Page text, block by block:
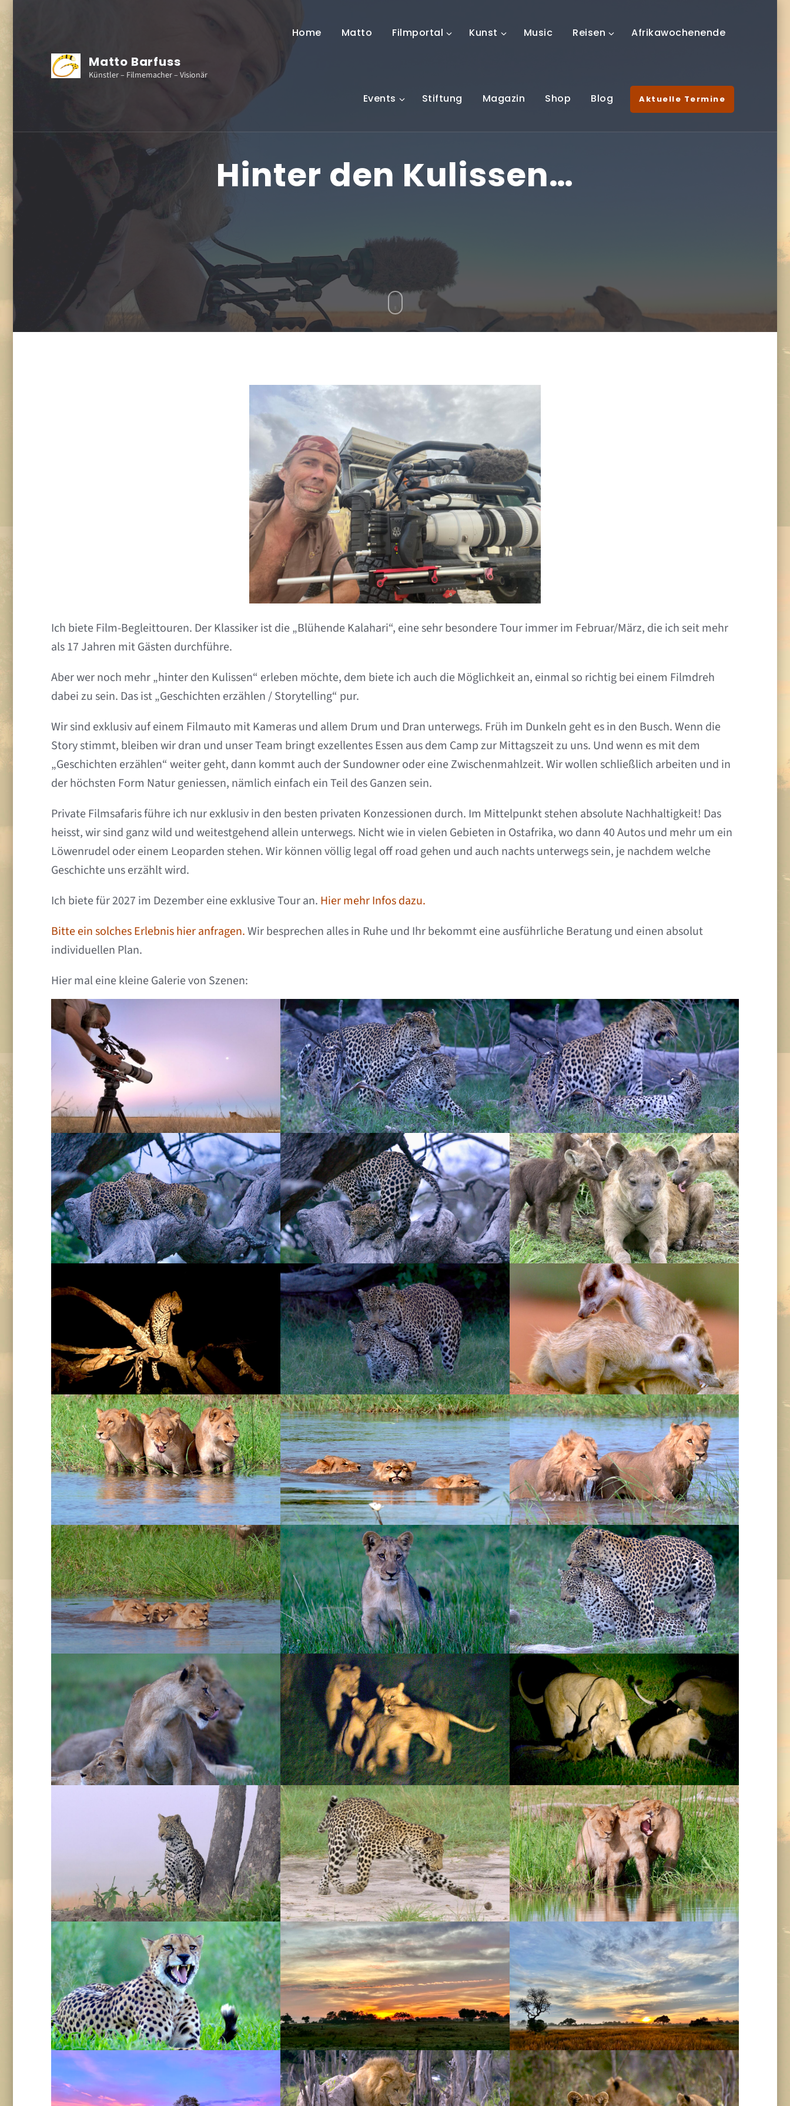
Matto Barfuss
Künstler – Filmemacher – Visionär
Home Matto Filmportal Kunst Music Reisen Afrikawochenende
Events Stiftung Magazin Shop Blog Aktuelle Termine
Hinter den Kulissen…
Ich biete Film-Begleittouren. Der Klassiker ist die „Blühende Kalahari“, eine sehr besondere Tour immer im Februar/März, die ich seit mehr
als 17 Jahren mit Gästen durchführe.
Aber wer noch mehr „hinter den Kulissen“ erleben möchte, dem biete ich auch die Möglichkeit an, einmal so richtig bei einem Filmdreh
dabei zu sein. Das ist „Geschichten erzählen / Storytelling“ pur.
Wir sind exklusiv auf einem Filmauto mit Kameras und allem Drum und Dran unterwegs. Früh im Dunkeln geht es in den Busch. Wenn die
Story stimmt, bleiben wir dran und unser Team bringt exzellentes Essen aus dem Camp zur Mittagszeit zu uns. Und wenn es mit dem
„Geschichten erzählen“ weiter geht, dann kommt auch der Sundowner oder eine Zwischenmahlzeit. Wir wollen schließlich arbeiten und in
der höchsten Form Natur geniessen, nämlich einfach ein Teil des Ganzen sein.
Private Filmsafaris führe ich nur exklusiv in den besten privaten Konzessionen durch. Im Mittelpunkt stehen absolute Nachhaltigkeit! Das
heisst, wir sind ganz wild und weitestgehend allein unterwegs. Nicht wie in vielen Gebieten in Ostafrika, wo dann 40 Autos und mehr um ein
Löwenrudel oder einem Leoparden stehen. Wir können völlig legal off road gehen und auch nachts unterwegs sein, je nachdem welche
Geschichte uns erzählt wird.
Ich biete für 2027 im Dezember eine exklusive Tour an. Hier mehr Infos dazu.
Bitte ein solches Erlebnis hier anfragen.Wir besprechen alles in Ruhe und Ihr bekommt eine ausführliche Beratung und einen absolut
individuellen Plan.
Hier mal eine kleine Galerie von Szenen: